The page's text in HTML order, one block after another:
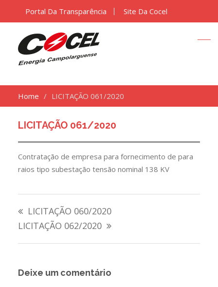
Portal Da Transparência Site Da Cocel
Home LICITAÇÃO 061/2020
LICITAÇÃO 061/2020
Contratação de empresa para fornecimento de para
raios tipo subestação tensão nominal 138 KV
LICITAÇÃO 060/2020
LICITAÇÃO 062/2020
Deixe um comentário